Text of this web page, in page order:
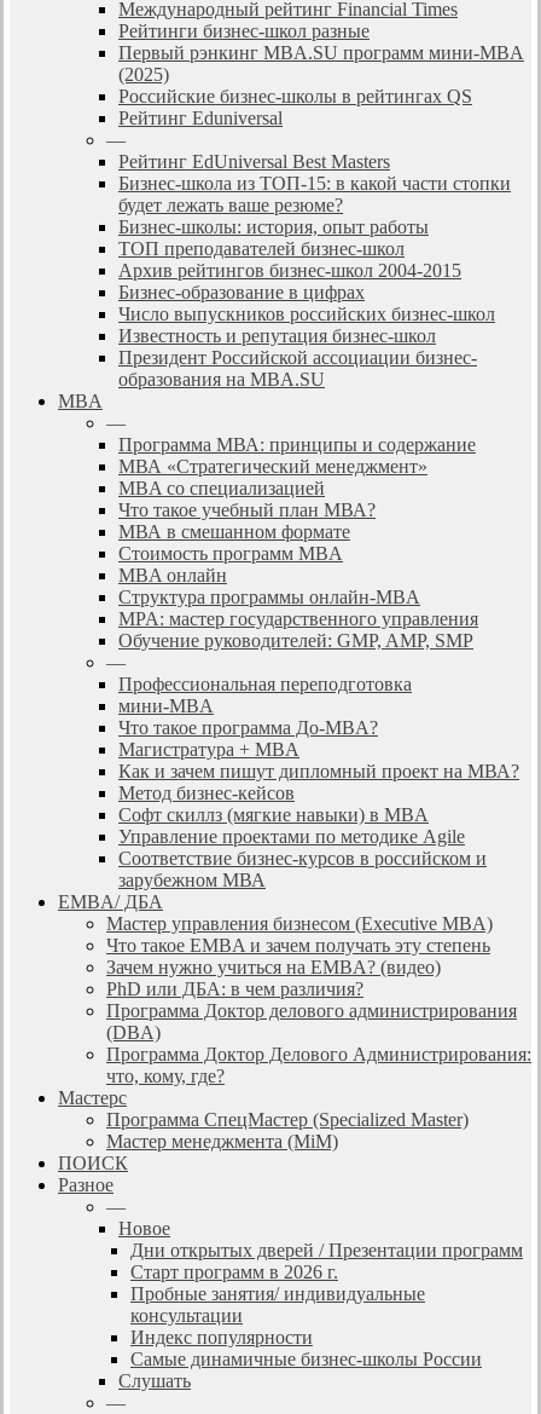
Международный рейтинг Financial Times
Рейтинги бизнес-школ разные
Первый рэнкинг MBA.SU программ мини-MBA
(2025)
Российские бизнес-школы в рейтингах QS
Рейтинг Eduniversal
—
Рейтинг EdUniversal Best Masters
Бизнес-школа из ТОП-15: в какой части стопки
будет лежать ваше резюме?
Бизнес-школы: история, опыт работы
ТОП преподавателей бизнес-школ
Архив рейтингов бизнес-школ 2004-2015
Бизнес-образование в цифрах
Число выпускников российских бизнес-школ
Известность и репутация бизнес-школ
Президент Российской ассоциации бизнес-
образования на MBA.SU
MBA
—
Программа МВА: принципы и содержание
МВА «Cтратегический менеджмент»
MBA со специализацией
Что такое учебный план МВА?
МВА в смешанном формате
Стоимость программ MBA
MBA онлайн
Cтруктура программы онлайн-MBA
MPA: мастер государственного управления
Обучение руководителей: GMP, AMP, SMP
—
Профессиональная переподготовка
мини-MBA
Что такое программа До-MBA?
Магистратура + MBA
Как и зачем пишут дипломный проект на МВА?
Метод бизнес-кейсов
Софт скиллз (мягкие навыки) в MBA
Управление проектами по методике Agile
Соответствие бизнес-курсов в российском и
зарубежном МВА
EMBA/ ДБA
Мастер управления бизнесом (Executive MBA)
Что такое EMBA и зачем получать эту степень
Зачем нужно учиться на EMBA? (видео)
PhD или ДБА: в чем различия?
Программа Доктор делового администрирования
(DBА)
Программа Доктор Делового Администрирования:
что, кому, где?
Мастерс
Программа СпецМастер (Specialized Master)
Мастер менеджмента (MiM)
ПОИСК
Разное
—
Новое
Дни открытых дверей / Презентации программ
Старт программ в 2026 г.
Пробные занятия/ индивидуальные
консультации
Индекс популярности
Самые динамичные бизнес-школы России
Слушать
—